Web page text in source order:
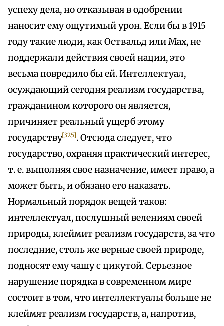
успеху дела, но отказывая в одобрении
наносит ему ощутимый урон. Если бы в 1915
году такие люди, как Оствальд или Мах, не
поддержали действия своей нации, это
весьма повредило бы ей. Интеллектуал,
осуждающий сегодня реализм государства,
гражданином которого он является,
причиняет реальный ущерб этому
государству[325]. Отсюда следует, что
государство, охраняя практический интерес,
т. е. выполняя свое назначение, имеет право, а
может быть, и обязано его наказать.
Нормальный порядок вещей таков:
интеллектуал, послушный велениям своей
природы, клеймит реализм государств, за что
последние, столь же верные своей природе,
подносят ему чашу с цикутой. Серьезное
нарушение порядка в современном мире
состоит в том, что интеллектуалы больше не
клеймят реализм государств, а, напротив,